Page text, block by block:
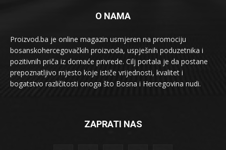
O NAMA
Proizvod.ba je online magazin usmjeren na promociju
bosanskohercegovačkih proizvoda, uspješnih poduzetnika i
pozitivnih priča iz domaće privrede. Cilj portala je da postane
prepoznatljivo mjesto koje ističe vrijednosti, kvalitet i
bogatstvo različitosti onoga što Bosna i Hercegovina nudi.
ZAPRATI NAS